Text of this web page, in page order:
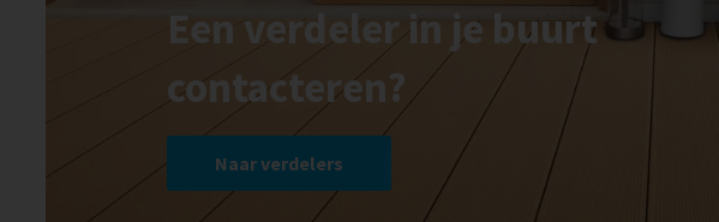
Een verdeler in je buurt
contacteren?
Naar verdelers